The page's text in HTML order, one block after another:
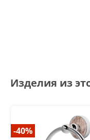
Изделия из
-40%